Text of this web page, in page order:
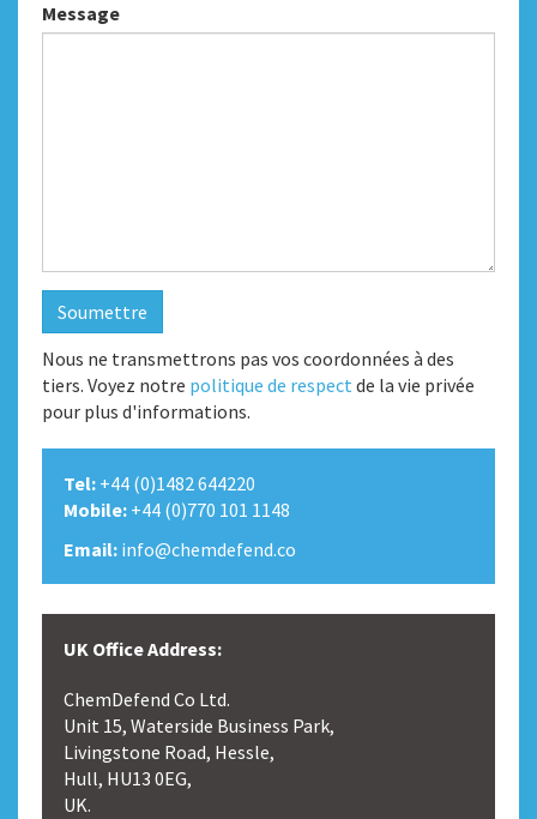
Message
Soumettre
Nous ne transmettrons pas vos coordonnées à des
tiers. Voyez notre politique de respect de la vie privée
pour plus d'informations.
Tel: +44 (0)1482 644220
Mobile: +44 (0)770 101 1148
Email: info@chemdefend.co
UK Office Address:
ChemDefend Co Ltd.
Unit 15, Waterside Business Park,
Livingstone Road, Hessle,
Hull, HU13 0EG,
UK.